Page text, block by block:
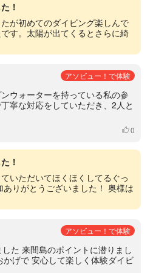
！
が初めてのダイビング楽しんで
す。太陽が出てくるとさらに綺
アソビュー！で体験
ウォーターを持っている私の参
寧な対応をしていただき、2人と
いいね
0
！
いただいてほくほくしてるぐっ
りがとうございました！ 奥様は
アソビュー！で体験
た 来間島のポイントに潜りまし
げで 安心して楽しく体験ダイビ